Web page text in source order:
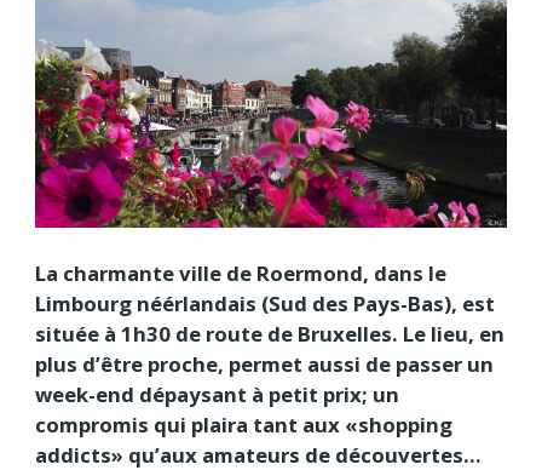
La charmante ville de Roermond, dans le
Limbourg néérlandais (Sud des Pays-Bas), est
située à 1h30 de route de Bruxelles. Le lieu, en
plus d’être proche, permet aussi de passer un
week-end dépaysant à petit prix; un
compromis qui plaira tant aux «shopping
addicts» qu’aux amateurs de découvertes…